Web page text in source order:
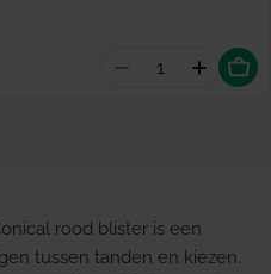
Aantal
rood blister is een
tussen tanden en kiezen.